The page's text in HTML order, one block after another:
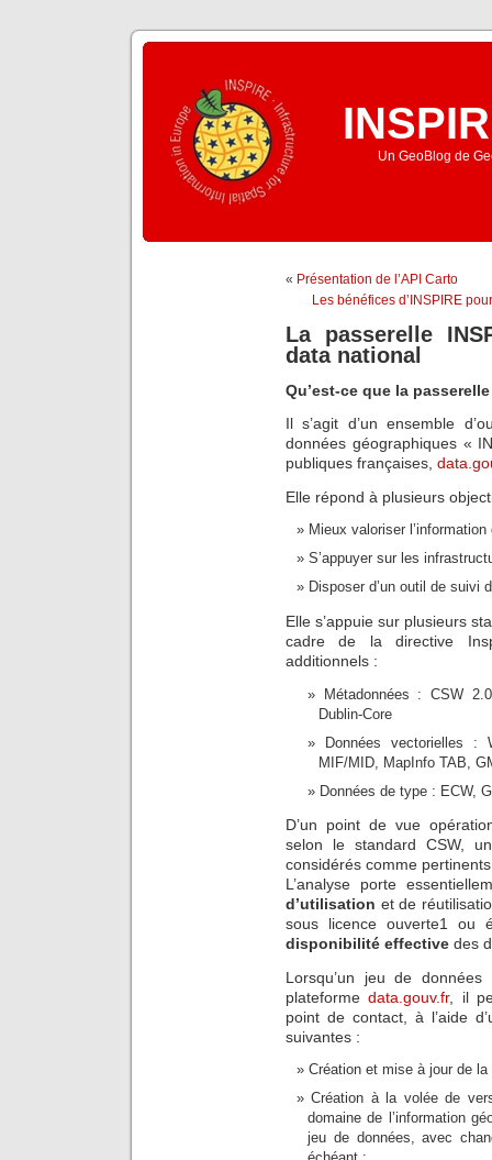
Un GeoBlog de
« Présentation de l’API Carto
Les bénéfices d’INSPIRE
La passerelle
data national
Qu’est-ce que la
Il s’agit d’un ensemble
données géographiques «
publiques françaises,
Elle répond à plusieurs
Mieux valoriser
S’appuyer sur les
Disposer d’un outil de suivi
Elle s’appuie sur plusieurs
cadre de la directive
additionnels :
Métadonnées : CSW
Dublin-Core
Données vectorielles :
MIF/MID, MapInfo TAB,
Données de type : ECW,
D’un point de vue
selon le standard CSW,
considérés comme
L’analyse porte
d’utilisation et de
sous licence ouverte1 ou
disponibilité effective des
Lorsqu’un jeu de
plateformedata.gouv.fr, il
point de contact, à l’aide
suivantes :
Création et mise à jour de
Création à la volée de
domaine de l’information
jeu de données, avec